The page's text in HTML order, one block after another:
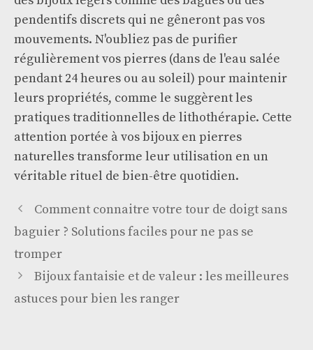
pendentifs discrets qui ne gêneront pas vos
mouvements. N'oubliez pas de purifier
régulièrement vos pierres (dans de l'eau salée
pendant 24 heures ou au soleil) pour maintenir
leurs propriétés, comme le suggèrent les
pratiques traditionnelles de lithothérapie. Cette
attention portée à vos bijoux en pierres
naturelles transforme leur utilisation en un
véritable rituel de bien-être quotidien.
Comment connaitre votre tour de doigt sans
baguier ? Solutions faciles pour ne pas se
tromper
Bijoux fantaisie et de valeur : les meilleures
astuces pour bien les ranger